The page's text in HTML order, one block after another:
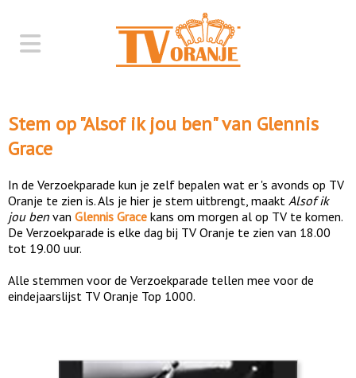
Stem op "Alsof ik jou ben" van Glennis
Grace
In de Verzoekparade kun je zelf bepalen wat er 's avonds op TV
Oranje te zien is. Als je hier je stem uitbrengt, maakt Alsof ik
jou ben van Glennis Grace kans om morgen al op TV te komen.
De Verzoekparade is elke dag bij TV Oranje te zien van 18.00
tot 19.00 uur.
Alle stemmen voor de Verzoekparade tellen mee voor de
eindejaarslijst TV Oranje Top 1000.